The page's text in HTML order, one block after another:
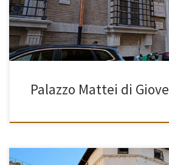
Palazzo Mattei di Giove